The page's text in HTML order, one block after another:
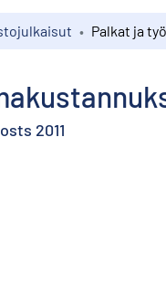
2011